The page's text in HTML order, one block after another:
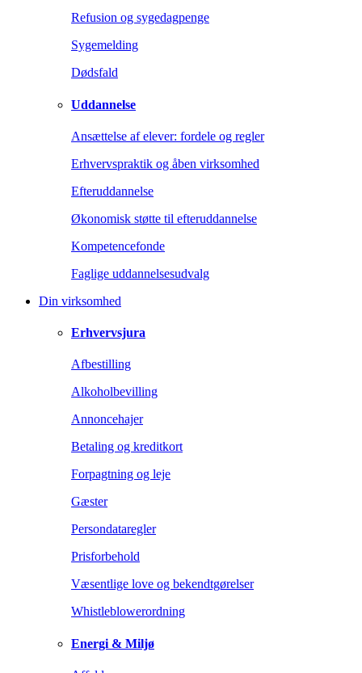
Refusion og sygedagpenge
Sygemelding
Dødsfald
Uddannelse
Ansættelse af elever: fordele og regler
Erhvervspraktik og åben virksomhed
Efteruddannelse
Økonomisk støtte til efteruddannelse
Kompetencefonde
Faglige uddannelsesudvalg
Din virksomhed
Erhvervsjura
Afbestilling
Alkoholbevilling
Annoncehajer
Betaling og kreditkort
Forpagtning og leje
Gæster
Persondataregler
Prisforbehold
Væsentlige love og bekendtgørelser
Whistleblowerordning
Energi & Miljø